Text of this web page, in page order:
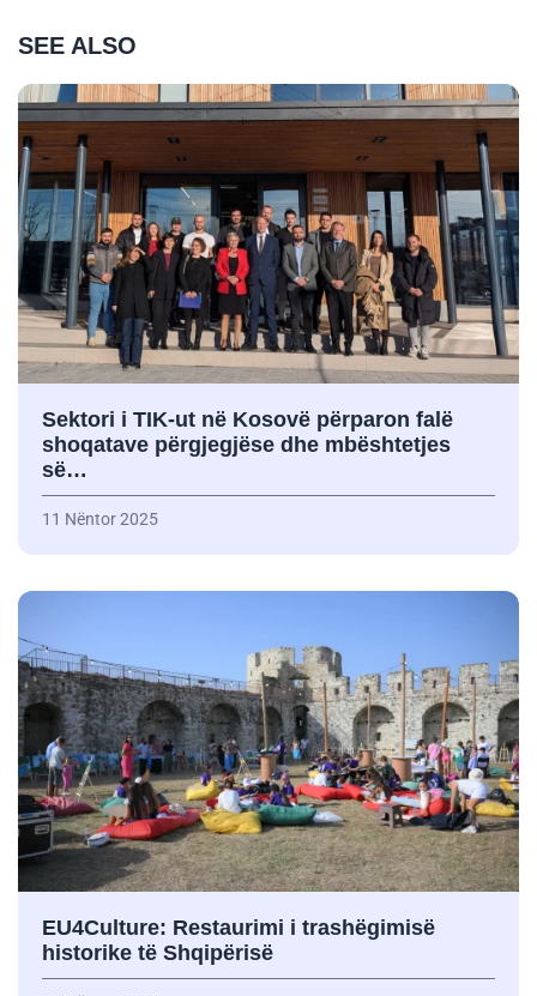
SEE ALSO
Sektori i TIK-ut në Kosovë përparon falë
shoqatave përgjegjëse dhe mbështetjes
së…
11 Nëntor 2025
EU4Culture: Restaurimi i trashëgimisë
historike të Shqipërisë